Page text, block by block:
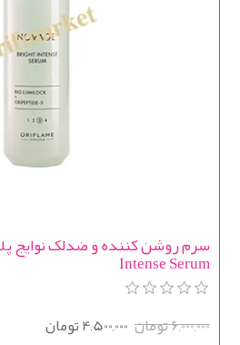
Intense Serum
6,000,000 تومان 4,500,000 تومان